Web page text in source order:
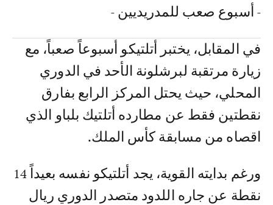
- أسبوع صعب للمدريديين -
في المقابل، يختبر أتلتيكو أسبوعاً صعباً، مع
زيارة مرتقبة لبرشلونة الأحد في الدوري
المحلي، حيث يحتل المركز الرابع بفارق
نقطتين فقط عن مطارده أتلتيك بلباو الذي
اقصاه من مسابقة كأس الملك.
ورغم بدايته القوية، يجد أتلتيكو نفسه بعيداً 14
نقطة عن جاره اللدود متصدر الدوري ريال